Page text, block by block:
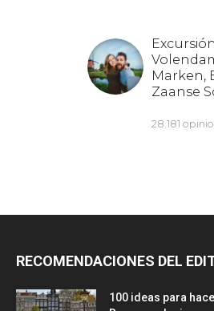
RECOMENDACIONES DEL
100 ideas para